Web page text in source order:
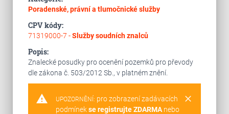
Poradenské, právní a tlumočnické služby
CPV kódy:
71319000-7 -Služby soudních znalců
Popis:
Znalecké posudky pro ocenění pozemků pro převody
dle zákona č. 503/2012 Sb., v platném znění.
warning clear
UPOZORNĚNÍ: pro zobrazení zadávacích
podmínekse registrujte ZDARMAnebo